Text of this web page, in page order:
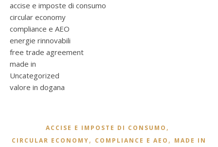
accise e imposte di consumo
circular economy
compliance e AEO
energie rinnovabili
free trade agreement
made in
Uncategorized
valore in dogana
ACCISE E IMPOSTE DI CONSUMO ,
CIRCULAR ECONOMY, COMPLIANCE E AEO , MADE IN